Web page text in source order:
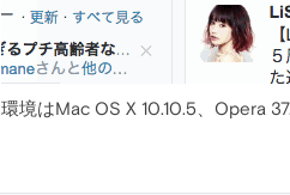
環境はMac OS X 10.10.5、Opera